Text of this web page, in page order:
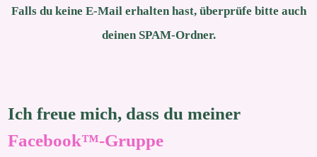
Falls du keine E-Mail erhalten hast, überprüfe bitte auch
deinen SPAM-Ordner.
Ich freue mich, dass du meiner
Facebook™-Gruppe